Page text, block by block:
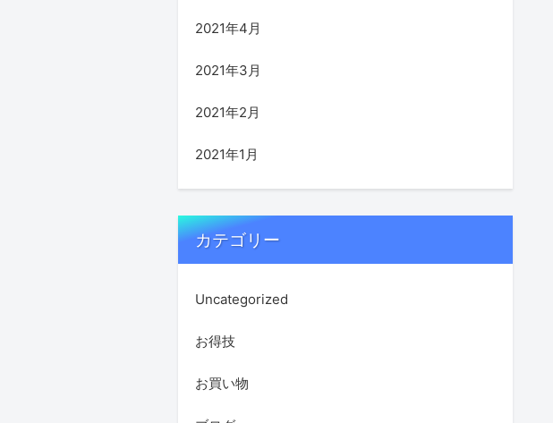
2021年4月
2021年3月
2021年2月
2021年1月
カテゴリー
Uncategorized
お得技
お買い物